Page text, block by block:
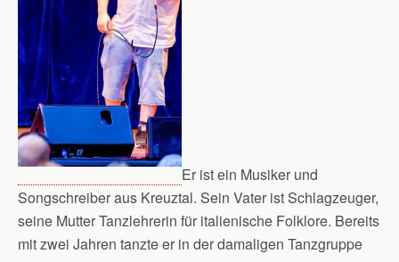
Er ist ein Musiker und
Songschreiber aus Kreuztal. Sein Vater ist Schlagzeuger,
seine Mutter Tanzlehrerin für italienische Folklore. Bereits
mit zwei Jahren tanzte er in der damaligen Tanzgruppe